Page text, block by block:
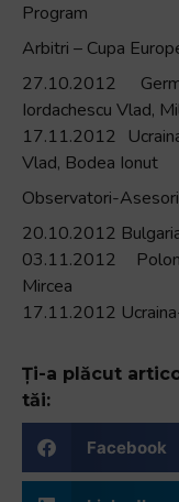
navigate
and
interact
with
the
content.
Program
Arbitri – Cupa
27.10.2012
Iordachescu Vlad,
17.11.2012
Vlad, Bodea Ionut
Observatori-Asesori
20.10.2012
03.11.2012
Mircea
17.11.2012
Ți-a plăcut
tăi:
Facebook